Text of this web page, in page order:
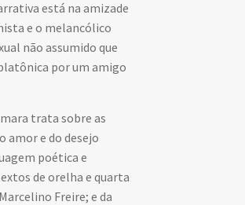
está na amizade
e o melancólico
não assumido que
por um amigo
trata sobre as
amor e do desejo
poética e
de orelha e quarta
Freire; e da